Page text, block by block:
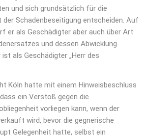
und sich grundsätzlich für die
Schadenbeseitigung entscheiden. Auf
er als Geschädigter aber auch über Art
und dessen Abwicklung
als Geschädigter „Herr des
Köln hatte mit einem Hinweisbeschluss
ein Verstoß gegen die
vorliegen kann, wenn der
wird, bevor die gegnerische
Gelegenheit hatte, selbst ein